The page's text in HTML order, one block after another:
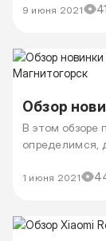
9 июня 2021
Обзор
В этом обзоре
определимся,
1 июня 2021